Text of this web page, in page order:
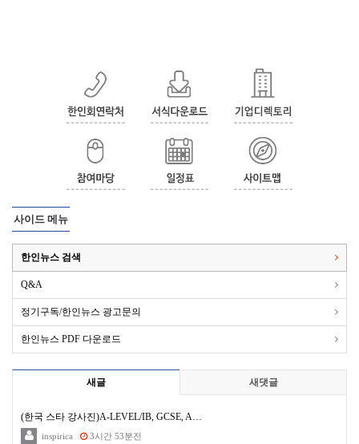
사이드 메뉴
한인뉴스 검색
Q&A
정기구독/한인뉴스 광고문의
한인뉴스 PDF 다운로드
새글 새댓글
(한국 스타 강사진)A-LEVEL/IB, GCSE, A…
inspirica 3시간 53분전